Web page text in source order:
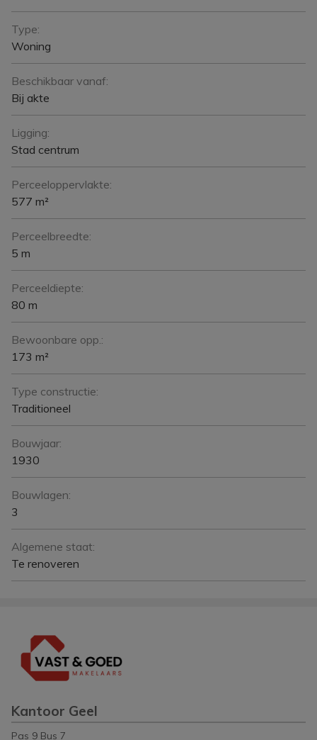
Type:
Woning
Beschikbaar vanaf:
Bij akte
Ligging:
Stad centrum
Perceeloppervlakte:
577 m²
Perceelbreedte:
5 m
Perceeldiepte:
80 m
Bewoonbare opp.:
173 m²
Type constructie:
Traditioneel
Bouwjaar:
1930
Bouwlagen:
3
Algemene staat:
Te renoveren
Kantoor Geel
Pas 9 Bus 7